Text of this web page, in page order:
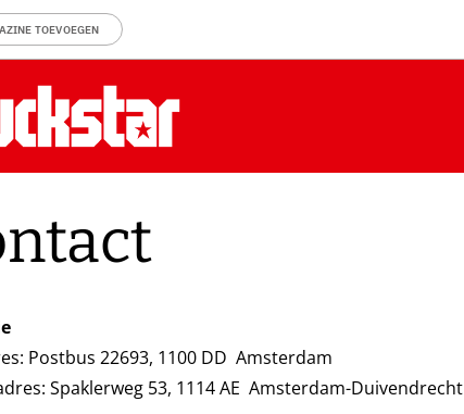
TOEVOEGEN
Postbus 22693, 1100 DD Amsterdam
Spaklerweg 53, 1114 AE Amsterdam-Duivendrecht